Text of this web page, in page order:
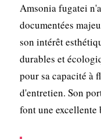
Amsonia fugatei
documentées
son intérêt
durables et
pour sa capacité à
d'entretien. Son
font une excellente